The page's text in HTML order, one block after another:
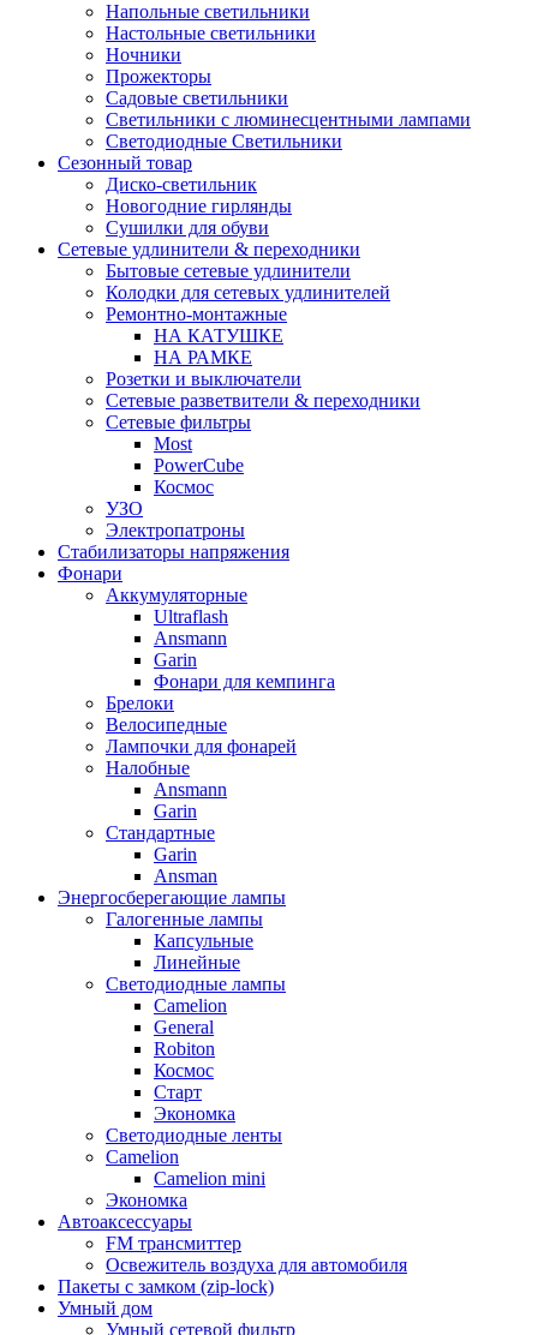
Напольные светильники
Настольные светильники
Ночники
Прожекторы
Садовые светильники
Светильники с люминесцентными лампами
Светодиодные Светильники
Сезонный товар
Диско-светильник
Новогодние гирлянды
Сушилки для обуви
Сетевые удлинители & переходники
Бытовые сетевые удлинители
Колодки для сетевых удлинителей
Ремонтно-монтажные
НА КАТУШКЕ
НА РАМКЕ
Розетки и выключатели
Сетевые разветвители & переходники
Сетевые фильтры
Most
PowerCube
Космос
УЗО
Электропатроны
Стабилизаторы напряжения
Фонари
Аккумуляторные
Ultraflash
Ansmann
Garin
Фонари для кемпинга
Брелоки
Велосипедные
Лампочки для фонарей
Налобные
Ansmann
Garin
Стандартные
Garin
Ansman
Энергосберегающие лампы
Галогенные лампы
Капсульные
Линейные
Светодиодные лампы
Camelion
General
Robiton
Космос
Старт
Экономка
Светодиодные ленты
Camelion
Camelion mini
Экономка
Автоаксессуары
FM трансмиттер
Освежитель воздуха для автомобиля
Пакеты с замком (zip-lock)
Умный дом
Умный сетевой фильтр